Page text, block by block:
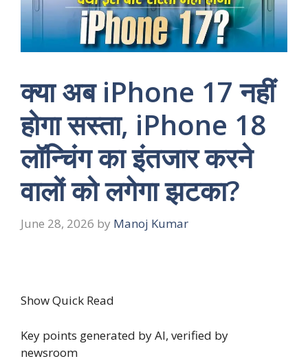
क्या अब iPhone 17 नहीं
होगा सस्ता, iPhone 18
लॉन्चिंग का इंतजार करने
वालों को लगेगा झटका?
June 28, 2026 by Manoj Kumar
Show Quick Read
Key points generated by AI, verified by
newsroom